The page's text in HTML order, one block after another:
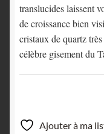
translucides laissent
de croissance bien
cristaux de quartz
célèbre gisement du
Ajouter à ma